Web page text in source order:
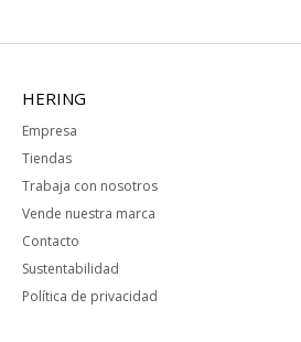
HERING
Empresa
Tiendas
Trabaja con nosotros
Vende nuestra marca
Contacto
Sustentabilidad
Política de privacidad